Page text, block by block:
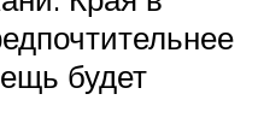
будет